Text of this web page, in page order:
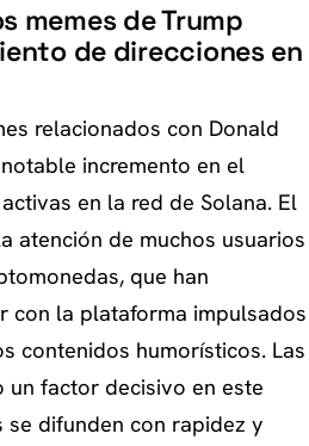
memes de Trump
de direcciones en
relacionados con Donald
incremento en el
en la red de Solana. El
atención de muchos usuarios
que han
con la plataforma impulsados
contenidos humorísticos. Las
un factor decisivo en este
se difunden con rapidez y